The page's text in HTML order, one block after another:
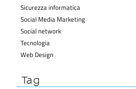
Sicurezza informatica
Social Media Marketing
Social network
Tecnologia
Web Design
Tag